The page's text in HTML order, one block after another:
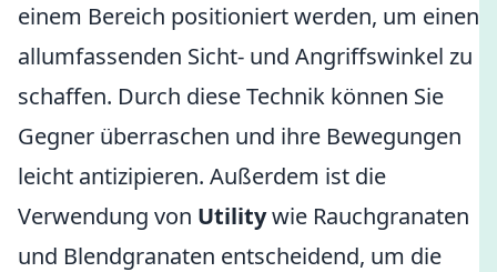
einem Bereich positioniert werden, um einen
allumfassenden Sicht- und Angriffswinkel zu
schaffen. Durch diese Technik können Sie
Gegner überraschen und ihre Bewegungen
leicht antizipieren. Außerdem ist die
Verwendung von Utilitywie Rauchgranaten
und Blendgranaten entscheidend, um die